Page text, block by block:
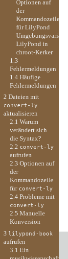
Optionen auf
der
Kommandozeile
für LilyPond
LilyPond in
chroot-Kerker
1.3
Fehlermeldungen
1.4 Häufige
Fehlermeldungen
2 Dateien mit
convert-ly
aktualisieren
2.1 Warum
verändert sich
die Syntax?
2.2 convert-ly
aufrufen
2.3 Optionen auf
der
Kommandozeile
für convert-ly
2.4 Probleme mit
convert-ly
2.5 Manuelle
Konversion
3 lilypond-book
aufrufen
3.1 Ein